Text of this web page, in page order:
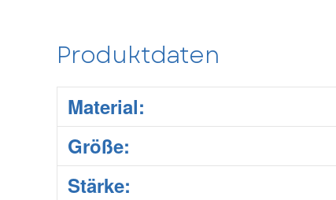
Produktdaten
Material:
Größe:
Stärke: